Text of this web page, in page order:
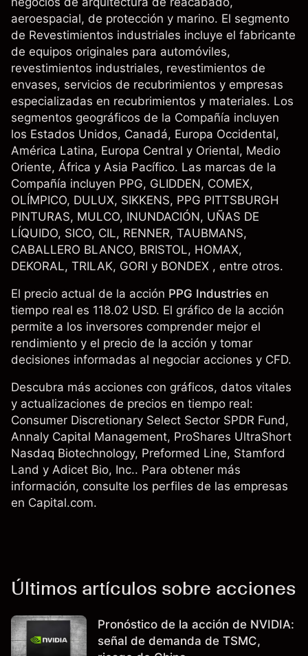
aeroespacial, de protección y marino. El segmento
de Revestimientos industriales incluye el fabricante
de equipos originales para automóviles,
revestimientos industriales, revestimientos de
envases, servicios de recubrimientos y empresas
especializadas en recubrimientos y materiales. Los
segmentos geográficos de la Compañía incluyen
los Estados Unidos, Canadá, Europa Occidental,
América Latina, Europa Central y Oriental, Medio
Oriente, África y Asia Pacífico. Las marcas de la
Compañía incluyen PPG, GLIDDEN, COMEX,
OLÍMPICO, DULUX, SIKKENS, PPG PITTSBURGH
PINTURAS, MULCO, INUNDACIÓN, UÑAS DE
LÍQUIDO, SICO, CIL, RENNER, TAUBMANS,
CABALLERO BLANCO, BRISTOL, HOMAX,
DEKORAL, TRILAK, GORI y BONDEX , entre otros.
El precio actual de la acción PPG Industries en
tiempo real es 118.02 USD. El gráfico de la acción
permite a los inversores comprender mejor el
rendimiento y el precio de la acción y tomar
decisiones informadas al negociar acciones y CFD.
Descubra más acciones con gráficos, datos vitales
y actualizaciones de precios en tiempo real:
Consumer Discretionary Select Sector SPDR Fund,
Annaly Capital Management, ProShares UltraShort
Nasdaq Biotechnology, Preformed Line, Stamford
Land y Adicet Bio, Inc.. Para obtener más
información, consulte los perfiles de las empresas
en Capital.com.
Últimos artículos sobre acciones
Pronóstico de la acción de NVIDIA:
señal de demanda de TSMC,